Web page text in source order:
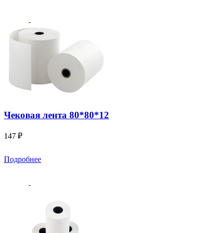
Чековая лента 80*80*12
147 ₽
Подробнее